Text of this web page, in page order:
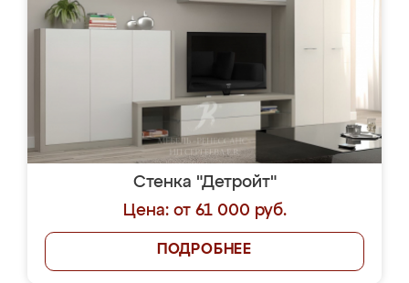
Стенка "Детройт"
Цена: от 61 000 руб.
ПОДРОБНЕЕ